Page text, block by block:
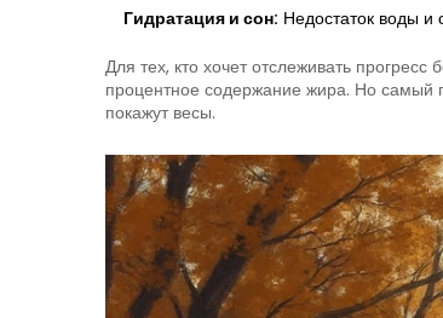
Гидратация и сон: Недостаток воды и
Для тех, кто хочет отслеживать
процентное содержание жира. Но самый
покажут весы.